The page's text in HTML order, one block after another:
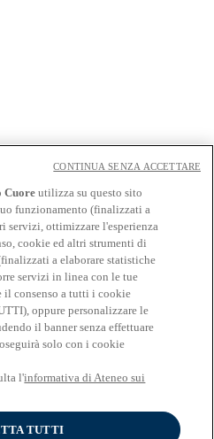
Cuore - Largo A. Gemelli 1, 20123
Cuore utilizza su questo sito
funzionamento (finalizzati a
servizi, ottimizzare l'esperienza
cookie ed altri strumenti di
a elaborare statistiche
servizi in linea con le tue
il consenso a tutti i cookie
oppure personalizzare le
il banner senza effettuare
solo con i cookie
l'informativa di Ateneo sui
TUTTI
CONTINUA SENZA ACCETTARE